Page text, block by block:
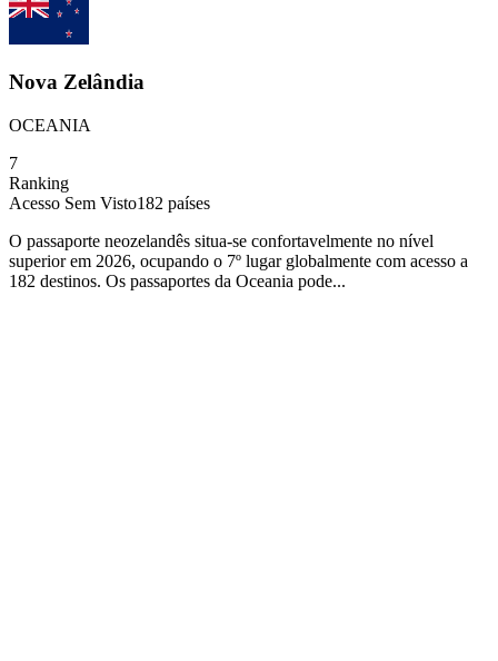
Nova Zelândia
OCEANIA
7
Ranking
Acesso Sem Visto182 países
O passaporte neozelandês situa-se confortavelmente no nível
superior em 2026, ocupando o 7º lugar globalmente com acesso a
182 destinos. Os passaportes da Oceania pode...